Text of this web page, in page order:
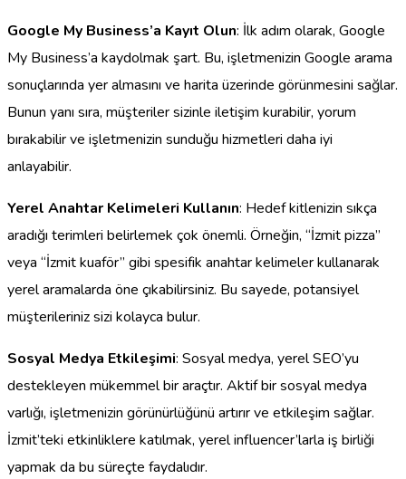
Google My Business’a Kayıt Olun: İlk adım olarak, Google
My Business’a kaydolmak şart. Bu, işletmenizin Google arama
sonuçlarında yer almasını ve harita üzerinde görünmesini sağlar.
Bunun yanı sıra, müşteriler sizinle iletişim kurabilir, yorum
bırakabilir ve işletmenizin sunduğu hizmetleri daha iyi
anlayabilir.
Yerel Anahtar Kelimeleri Kullanın: Hedef kitlenizin sıkça
aradığı terimleri belirlemek çok önemli. Örneğin, “İzmit pizza”
veya “İzmit kuaför” gibi spesifik anahtar kelimeler kullanarak
yerel aramalarda öne çıkabilirsiniz. Bu sayede, potansiyel
müşterileriniz sizi kolayca bulur.
Sosyal Medya Etkileşimi: Sosyal medya, yerel SEO’yu
destekleyen mükemmel bir araçtır. Aktif bir sosyal medya
varlığı, işletmenizin görünürlüğünü artırır ve etkileşim sağlar.
İzmit’teki etkinliklere katılmak, yerel influencer’larla iş birliği
yapmak da bu süreçte faydalıdır.